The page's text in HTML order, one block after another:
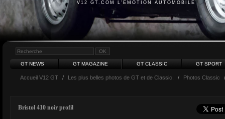
V12 GT.COM L'ÉMOTION AUTOMOBILE
GT NEWS GT MAGAZINE GT CLASSIC GT SPORT
Accueil V12 GT / Les plus belles photos de GT et de Classic. / Photos Classic
Bristol 410 noir profil